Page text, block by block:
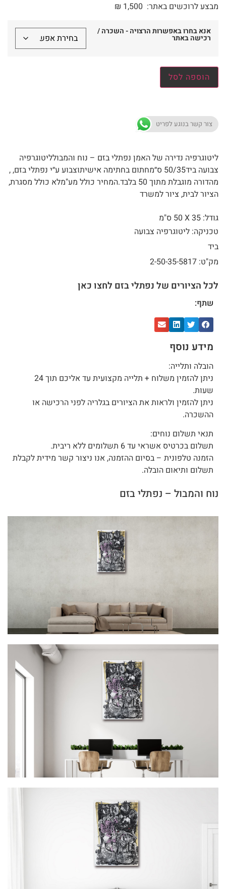
מבצע לרוכשים באתר:
₪ 1,500
אנא בחרו באפשרות הרצויה - השכרה /
רכישה באתר
הוספה לסל
צור קשר בנוגע לפריט
ליטוגרפיה נדירה של האמן נפתלי בזם – נוח והמבולליטוגרפיה
צבועה ביד50/35 ס״מחתום בחתימה אישיתוצבוע ע״י נפתלי בזם, ,
מהדורה מוגבלת מתוך 50 בלבד.המחיר כולל מע"מלא כולל מסגרת,
הציור לבית, ציור למשרד
גודל: 35 X
50 ס"מ
טכניקה: ליטוגרפיה צבועה
ביד
מק"ט: 2-50-35-5817
לכל הציורים של נפתלי בזם לחצו כאן
שתף:
מידע נוסף
הובלה ותלייה:
ניתן להזמין משלוח + תלייה מקצועית עד אליכם תוך 24
שעות.
ניתן להזמין ולראות את הציורים בגלריה לפני הרכישה או
ההשכרה.
תנאי תשלום נוחים:
תשלום בכרטיס אשראי עד 6 תשלומים ללא ריבית.
הזמנה טלפונית – בסיום ההזמנה, אנו ניצור קשר מידית לקבלת
תשלום ותיאום הובלה.
נוח והמבול – נפתלי בזם